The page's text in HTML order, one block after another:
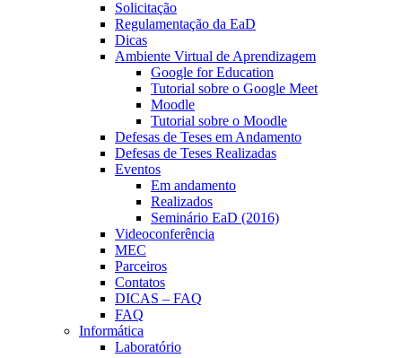
Solicitação
Regulamentação da EaD
Dicas
Ambiente Virtual de Aprendizagem
Google for Education
Tutorial sobre o Google Meet
Moodle
Tutorial sobre o Moodle
Defesas de Teses em Andamento
Defesas de Teses Realizadas
Eventos
Em andamento
Realizados
Seminário EaD (2016)
Videoconferência
MEC
Parceiros
Contatos
DICAS – FAQ
FAQ
Informática
Laboratório